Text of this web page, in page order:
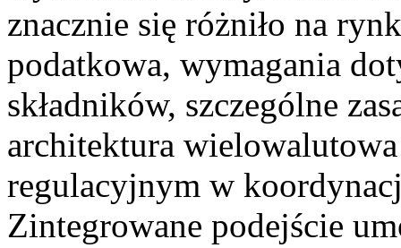
znacznie się różniło na
podatkowa, wymagania
składników, szczególne
architektura
regulacyjnym w
Zintegrowane podejście